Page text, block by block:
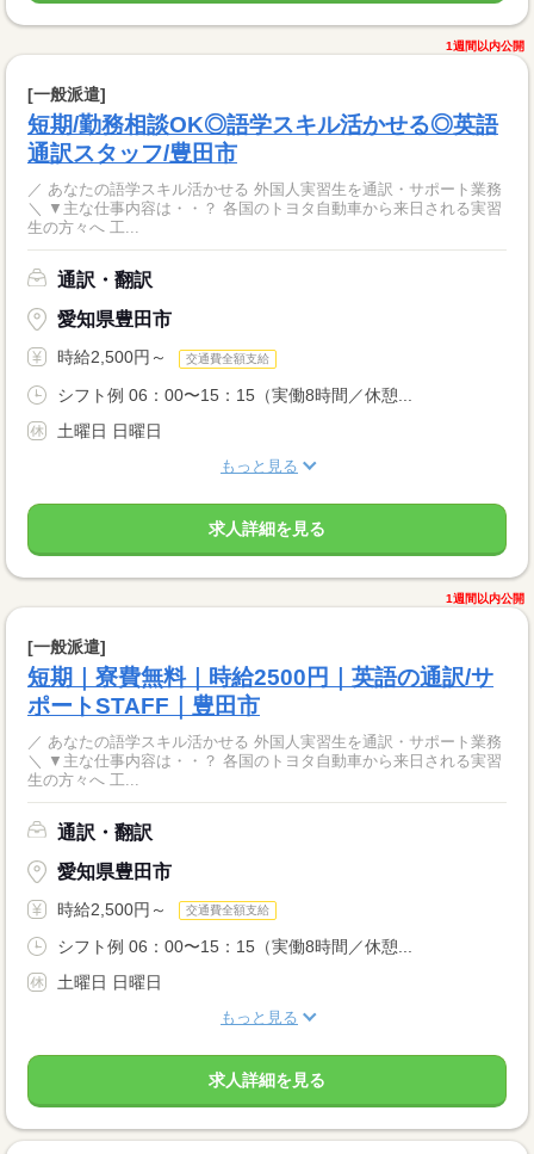
1週間以内公開
[一般派遣]
短期/勤務相談OK◎語学スキル活かせる◎英語
通訳スタッフ/豊田市
／ あなたの語学スキル活かせる 外国人実習生を通訳・サポート業務
＼ ▼主な仕事内容は・・？ 各国のトヨタ自動車から来日される実習
生の方々へ 工...
通訳・翻訳
愛知県豊田市
時給2,500円～ 交通費全額支給
シフト例 06：00〜15：15（実働8時間／休憩...
土曜日 日曜日
もっと見る
求人詳細を見る
1週間以内公開
[一般派遣]
短期｜寮費無料｜時給2500円｜英語の通訳/サ
ポートSTAFF｜豊田市
／ あなたの語学スキル活かせる 外国人実習生を通訳・サポート業務
＼ ▼主な仕事内容は・・？ 各国のトヨタ自動車から来日される実習
生の方々へ 工...
通訳・翻訳
愛知県豊田市
時給2,500円～ 交通費全額支給
シフト例 06：00〜15：15（実働8時間／休憩...
土曜日 日曜日
もっと見る
求人詳細を見る